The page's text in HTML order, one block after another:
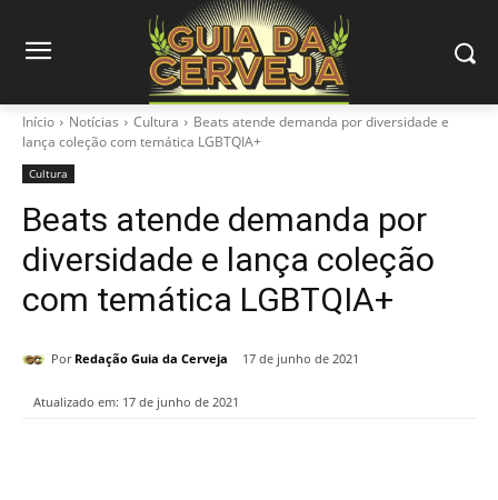
Início Notícias Cultura
Beats atende demanda por diversidade e
lança coleção com temática LGBTQIA+
Cultura
Beats atende demanda por
diversidade e lança coleção
com temática LGBTQIA+
Por Redação Guia da Cerveja 17 de junho de 2021
Atualizado em: 17 de junho de 2021